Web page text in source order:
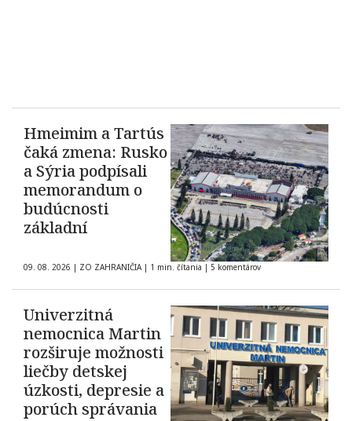
Hmeimim a Tartús
čaká zmena: Rusko
a Sýria podpísali
memorandum o
budúcnosti
základní
09. 08. 2026 | ZO ZAHRANIČIA | 1 min. čítania | 5 komentárov
Univerzitná
nemocnica Martin
rozširuje možnosti
liečby detskej
úzkosti, depresie a
porúch správania